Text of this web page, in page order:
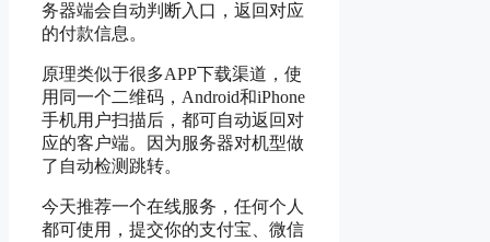
务器端会自动判断入口，返回对应
的付款信息。
原理类似于很多APP下载渠道，使
用同一个二维码，Android和iPhone
手机用户扫描后，都可自动返回对
应的客户端。因为服务器对机型做
了自动检测跳转。
今天推荐一个在线服务，任何个人
都可使用，提交你的支付宝、微信